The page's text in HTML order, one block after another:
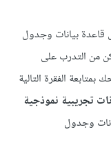
قاعدة بيانات وجدول
من التدرب على
الفقرة التالية
وجدول